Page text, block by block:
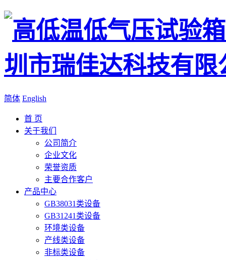
简体 English
首 页
关于我们
公司简介
企业文化
荣誉资质
主要合作客户
产品中心
GB38031类设备
GB31241类设备
环境类设备
产线类设备
非标类设备